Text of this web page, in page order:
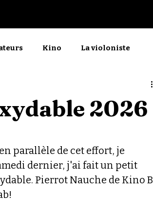
Kino La violoniste
2026
parallèle de cet effort, je
dernier, j'ai fait un petit
Pierrot Nauche de Kino B